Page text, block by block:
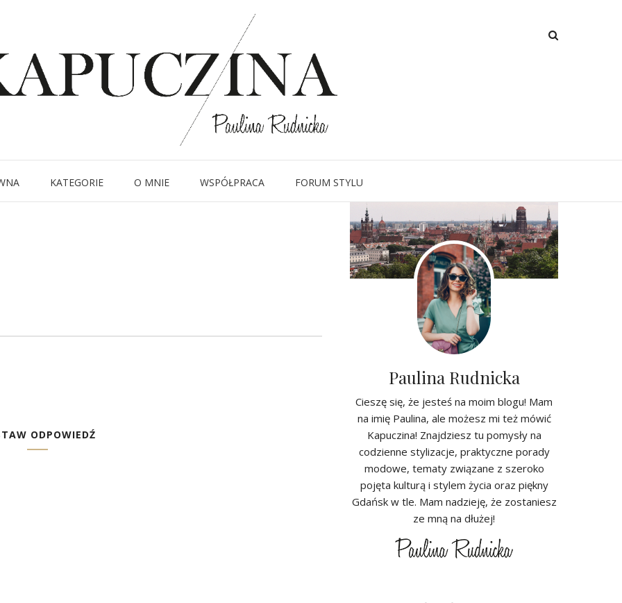
KATEGORIE O MNIE WSPÓŁPRACA FORUM STYLU
MG_1081
Written byKapuczina in
ODPOWIEDŹ
Paulina Rudnicka
Cieszę się, że jesteś na moim blogu! Mam
na imię Paulina, ale możesz mi też mówić
Kapuczina! Znajdziesz tu pomysły na
codzienne stylizacje, praktyczne porady
modowe, tematy związane z szeroko
pojęta kulturą i stylem życia oraz piękny
Gdańsk w tle. Mam nadzieję, że zostaniesz
ze mną na dłużej!